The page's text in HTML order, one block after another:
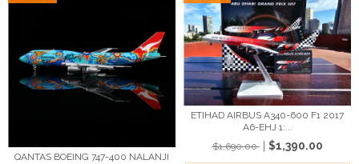
QANTAS BOEING 747-400 NALANJI
ETIHAD AIRBUS A340-600 F1 2017
A6-EHJ 1:...
$1,690.00
$1,390.00